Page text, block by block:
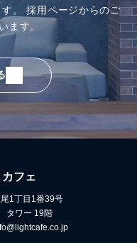
。
採用ページからのご
ます。
フェ
1丁目1番39号
タワー 19階